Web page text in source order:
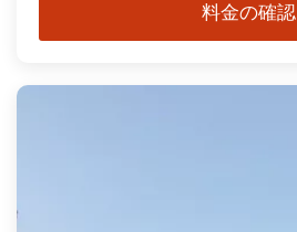
料金の確認